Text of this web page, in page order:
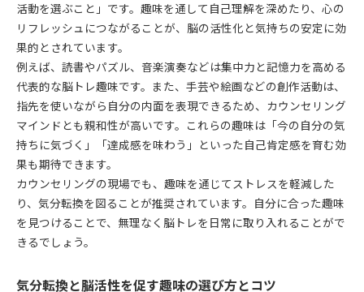
活動を選ぶこと」です。趣味を通して自己理解を深めたり、心の
リフレッシュにつながることが、脳の活性化と気持ちの安定に効
果的とされています。
例えば、読書やパズル、音楽演奏などは集中力と記憶力を高める
代表的な脳トレ趣味です。また、手芸や絵画などの創作活動は、
指先を使いながら自分の内面を表現できるため、カウンセリング
マインドとも親和性が高いです。これらの趣味は「今の自分の気
持ちに気づく」「達成感を味わう」といった自己肯定感を育む効
果も期待できます。
カウンセリングの現場でも、趣味を通じてストレスを軽減した
り、気分転換を図ることが推奨されています。自分に合った趣味
を見つけることで、無理なく脳トレを日常に取り入れることがで
きるでしょう。
気分転換と脳活性を促す趣味の選び方とコツ